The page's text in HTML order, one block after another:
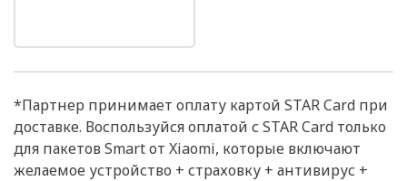
*Партнер принимает оплату картой STAR Card при
доставке. Воспользуйся оплатой с STAR Card только
для пакетов Smart от Xiaomi, которые включают
желаемое устройство + страховку + антивирус +